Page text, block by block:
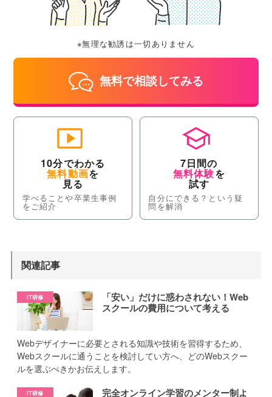
※無理な勧誘は一切ありません
無料で相談してみる
10分でわかる
無料動画を
見る
学べることや卒業生事例
をご紹介
7日間の
無料体験を
試す
自分にできる？という疑
問を解消
関連記事
「安い」だけに惑わされない！Web
スクールの費用について考える
Webデザイナーに必要とされる知識や技術を習得するため、
Webスクールに通うことを検討してい方へ、どのWebスクー
ルを選ぶべきかお伝えします。
完全オンライン学習のメンター制よ